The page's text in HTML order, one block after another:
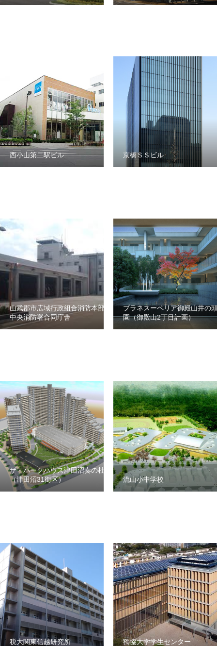
WORKS 実績紹介
CONTACT お問い合わせ
会社情報 採用情報 業務内容 プライバシーポリシー
西小山第二駅ビル 京橋ＳＳビル
山武郡市広域行政組合消防本部・
中央消防署合同庁舎
プラネスーペリア御殿山井の
園（御殿山2丁目計画）
ザ・パークハウス津田沼奏の杜
（津田沼31街区）
流山小中学校
税大関東信越研究所 獨協大学学生センター